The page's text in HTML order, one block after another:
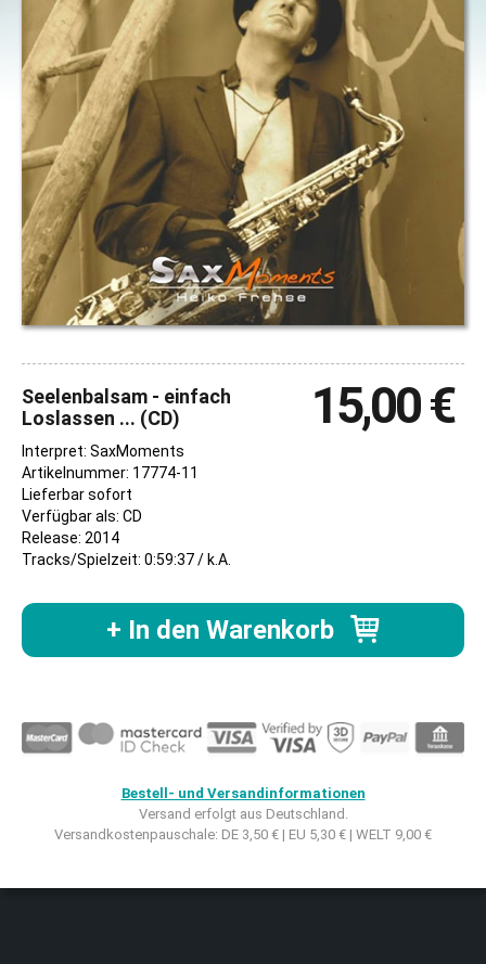
Seelenbalsam - einfach
Loslassen ... (CD)
15,00 €
Interpret: SaxMoments
Artikelnummer: 17774-11
Lieferbar sofort
Verfügbar als: CD
Release: 2014
Tracks/Spielzeit: 0:59:37 / k.A.
+ In den Warenkorb
Bestell- und Versandinformationen
Versand erfolgt aus Deutschland.
Versandkostenpauschale: DE 3,50 € | EU 5,30 € | WELT 9,00 €